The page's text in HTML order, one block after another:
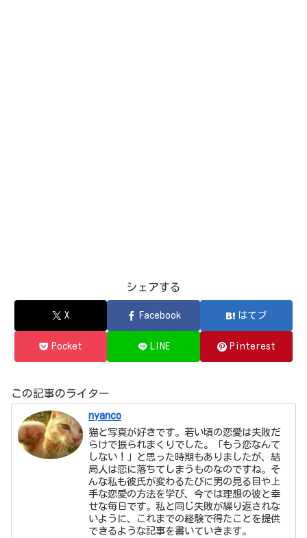
シェアする
X Facebook はてブ
Pocket LINE Pinterest
この記事のライター
nyanco
猫と写真が好きです。若い頃の恋愛は失敗だ
らけで振られまくりでした。「もう恋なんて
しない！」と思った時期もありましたが、結
局人は恋に落ちてしまうものなのですね。そ
んな私も彼氏が変わるたびに男の見る目や上
手な恋愛の方法を学び、今では理想の彼と幸
せな毎日です。私と同じ失敗が繰り返されな
いように、これまでの経験で得たことを提供
できるような記事を書いていきます。